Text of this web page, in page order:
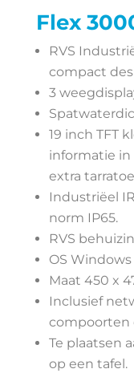
Flex
RVS
compact
3
19 inch TFT
informatie
extra
Industriëel
norm IP65.
RVS
OS
Maat 450 x
Inclusief
compoorten
Te plaatsen
op een tafel.